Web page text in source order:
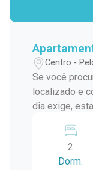
Centro -
Se você
localizado e
dia exige,
km das
imóvel
conforto,
2
Dorm.